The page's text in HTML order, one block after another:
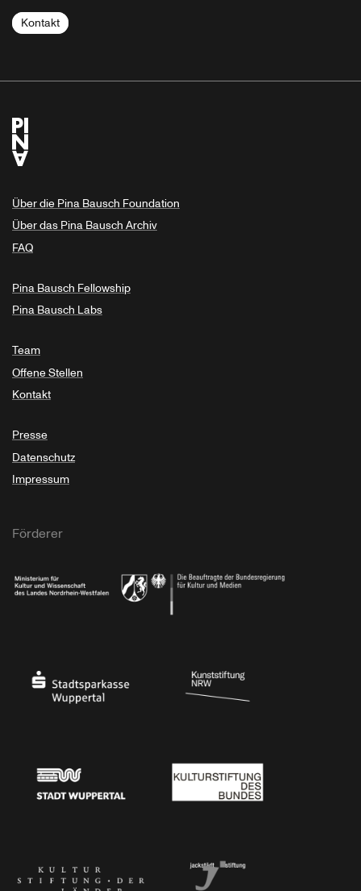
Kontakt
Über die Pina Bausch Foundation
Über das Pina Bausch Archiv
FAQ
Pina Bausch Fellowship
Pina Bausch Labs
Team
Offene Stellen
Kontakt
Presse
Datenschutz
Impressum
Förderer